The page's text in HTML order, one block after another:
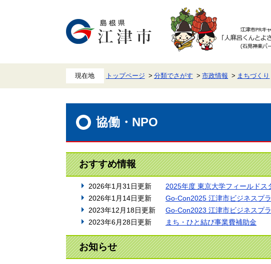
トップページ 分類でさがす 市政情報 まちづくり
協働・NPO
おすすめ情報
2026年1月31日更新
2025年度 東京大学フィールドス
2026年1月14日更新
Go-Con2025 江津市ビジネスプ
2023年12月18日更新
Go-Con2023 江津市ビジネスプ
2023年6月28日更新
まち・ひと結び事業費補助金
お知らせ